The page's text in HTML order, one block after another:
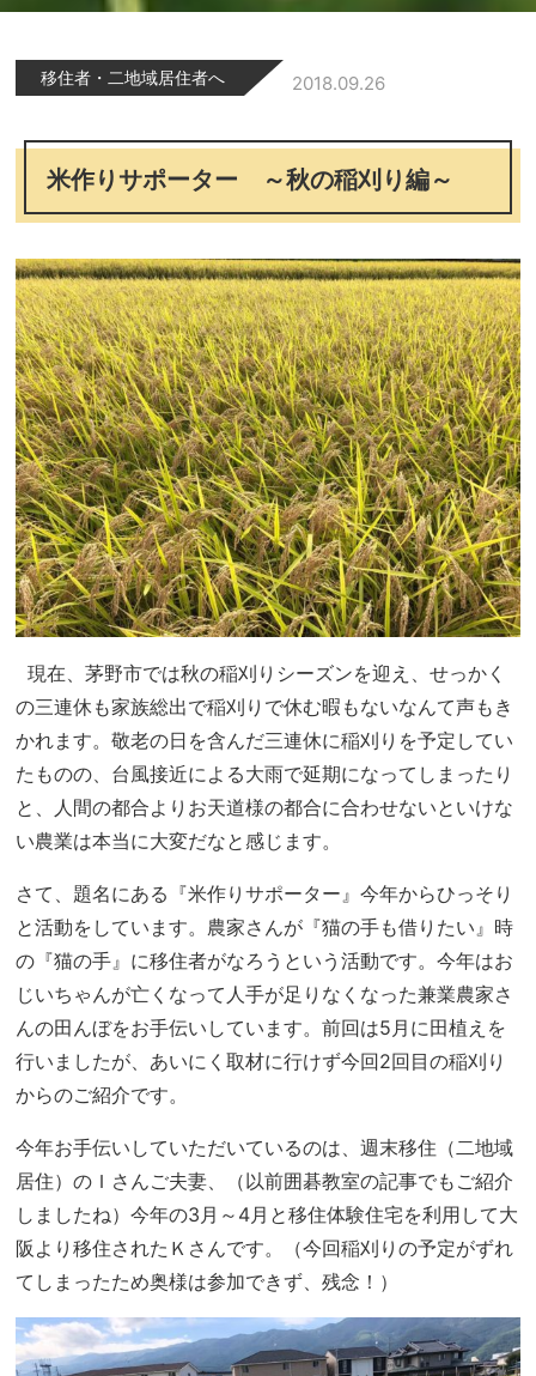
移住者・二地域居住者へ 2018.09.26
米作りサポーター ～秋の稲刈り編～
現在、茅野市では秋の稲刈りシーズンを迎え、せっかく
の三連休も家族総出で稲刈りで休む暇もないなんて声もき
かれます。敬老の日を含んだ三連休に稲刈りを予定してい
たものの、台風接近による大雨で延期になってしまったり
と、人間の都合よりお天道様の都合に合わせないといけな
い農業は本当に大変だなと感じます。
さて、題名にある『米作りサポーター』今年からひっそり
と活動をしています。農家さんが『猫の手も借りたい』時
の『猫の手』に移住者がなろうという活動です。今年はお
じいちゃんが亡くなって人手が足りなくなった兼業農家さ
んの田んぼをお手伝いしています。前回は5月に田植えを
行いましたが、あいにく取材に行けず今回2回目の稲刈り
からのご紹介です。
今年お手伝いしていただいているのは、週末移住（二地域
居住）のＩさんご夫妻、（以前囲碁教室の記事でもご紹介
しましたね）今年の3月～4月と移住体験住宅を利用して大
阪より移住されたＫさんです。（今回稲刈りの予定がずれ
てしまったため奥様は参加できず、残念！）